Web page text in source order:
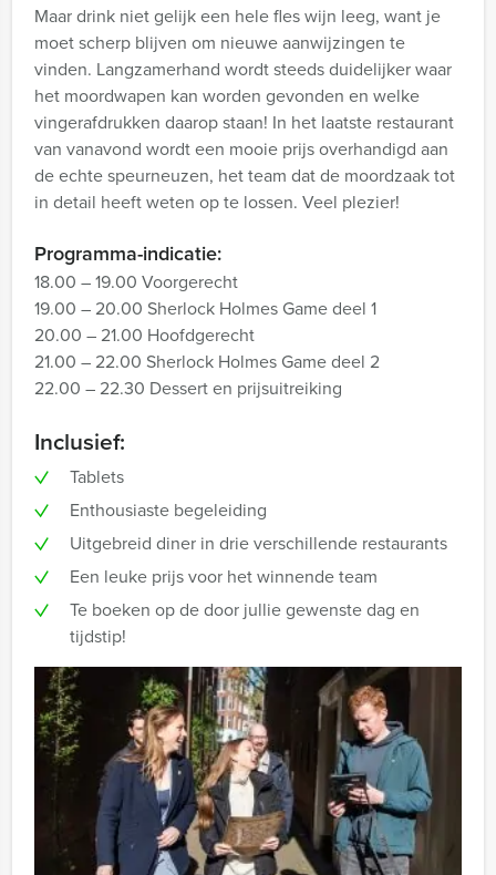
Maar drink niet gelijk een hele fles wijn leeg, want je
moet scherp blijven om nieuwe aanwijzingen te
vinden. Langzamerhand wordt steeds duidelijker waar
het moordwapen kan worden gevonden en welke
vingerafdrukken daarop staan! In het laatste restaurant
van vanavond wordt een mooie prijs overhandigd aan
de echte speurneuzen, het team dat de moordzaak tot
in detail heeft weten op te lossen. Veel plezier!
Programma-indicatie:
18.00 – 19.00 Voorgerecht
19.00 – 20.00 Sherlock Holmes Game deel 1
20.00 – 21.00 Hoofdgerecht
21.00 – 22.00 Sherlock Holmes Game deel 2
22.00 – 22.30 Dessert en prijsuitreiking
Inclusief:
Tablets
Enthousiaste begeleiding
Uitgebreid diner in drie verschillende restaurants
Een leuke prijs voor het winnende team
Te boeken op de door jullie gewenste dag en
tijdstip!